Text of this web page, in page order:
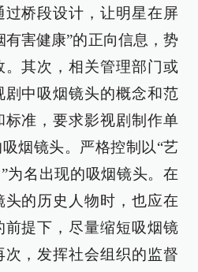
桥段设计，让明星在屏
有害健康”的正向信息，势
其次，相关管理部门或
中吸烟镜头的概念和范
准，要求影视剧制作单
烟镜头。严格控制以“艺
为名出现的吸烟镜头。在
的历史人物时，也应在
提下，尽量缩短吸烟镜
，发挥社会组织的监督